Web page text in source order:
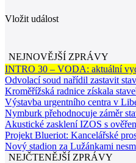
Vložit událost
NEJNOVĚJŠÍ ZPRÁVY
INTRO 30 – VODA: aktuální
Odvolací soud nařídil zastavit
Kroměřížská radnice získala
Výstavba urgentního centra v
Nymburk přehodnocuje záměr
Akustické zasklení IZOS s
Projekt Blueriot: Kancelářské
Nový stadion za Lužánkami
NEJČTENĚJŠÍ ZPRÁVY